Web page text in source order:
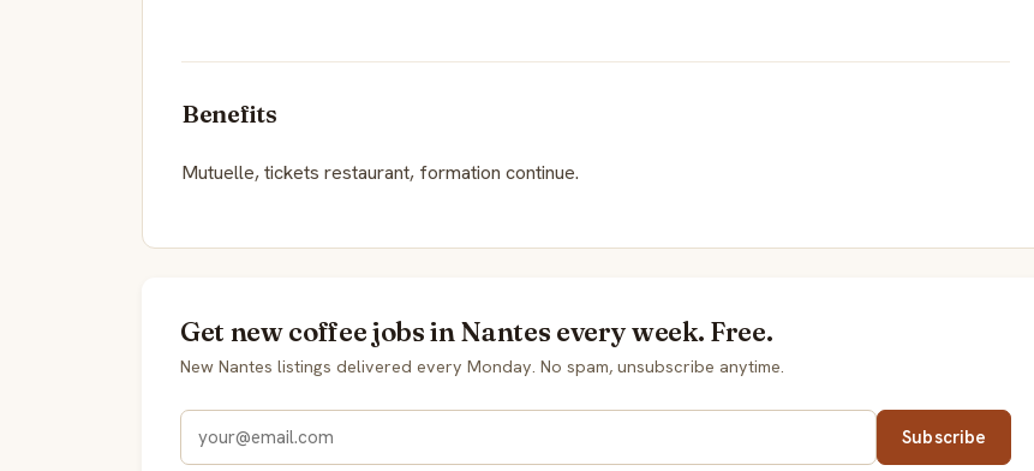
Benefits
Mutuelle, tickets restaurant, formation continue.
Get new coffee jobs in Nantes every week. Free.
New Nantes listings delivered every Monday. No spam, unsubscribe anytime.
Subscribe